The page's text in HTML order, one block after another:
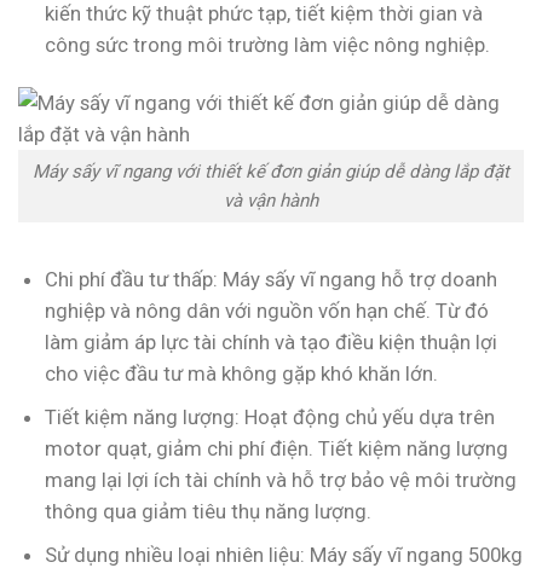
kiến thức kỹ thuật phức tạp, tiết kiệm thời gian và
công sức trong môi trường làm việc nông nghiệp.
Máy sấy vĩ ngang với thiết kế đơn giản giúp dễ dàng lắp đặt
và vận hành
Chi phí đầu tư thấp: Máy sấy vĩ ngang hỗ trợ doanh
nghiệp và nông dân với nguồn vốn hạn chế. Từ đó
làm giảm áp lực tài chính và tạo điều kiện thuận lợi
cho việc đầu tư mà không gặp khó khăn lớn.
Tiết kiệm năng lượng: Hoạt động chủ yếu dựa trên
motor quạt, giảm chi phí điện. Tiết kiệm năng lượng
mang lại lợi ích tài chính và hỗ trợ bảo vệ môi trường
thông qua giảm tiêu thụ năng lượng.
Sử dụng nhiều loại nhiên liệu: Máy sấy vĩ ngang 500kg